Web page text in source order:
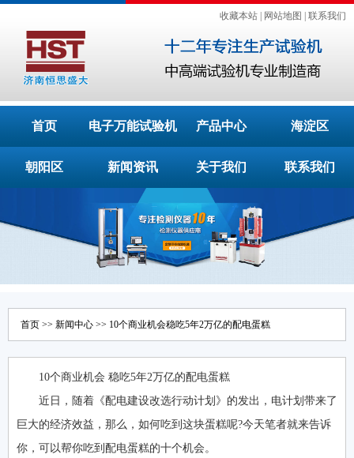
收藏本站 网站地图 联系我们
首页 电子万能试验机 产品中心 海淀区
朝阳区 新闻资讯 关于我们 联系我们
首页 >> 新闻中心 >> 10个商业机会稳吃5年2万亿的配电蛋糕
10个商业机会 稳吃5年2万亿的配电蛋糕
近日，随着《配电建设改选行动计划》的发出，电计划带来了
巨大的经济效益，那么，如何吃到这块蛋糕呢?今天笔者就来告诉
你，可以帮你吃到配电蛋糕的十个机会。